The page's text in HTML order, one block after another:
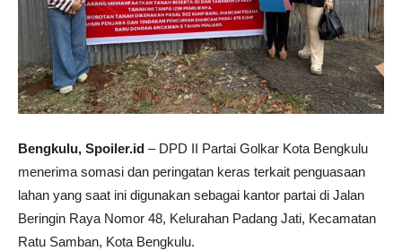
Bengkulu, Spoiler.id – DPD II Partai Golkar Kota Bengkulu
menerima somasi dan peringatan keras terkait penguasaan
lahan yang saat ini digunakan sebagai kantor partai di Jalan
Beringin Raya Nomor 48, Kelurahan Padang Jati, Kecamatan
Ratu Samban, Kota Bengkulu.